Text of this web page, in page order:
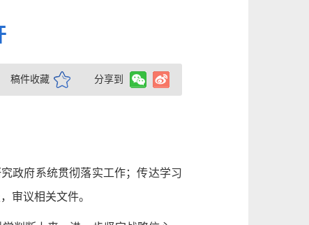
稿件收藏 分享到
政府系统贯彻落实工作；传达学习
审议相关文件。